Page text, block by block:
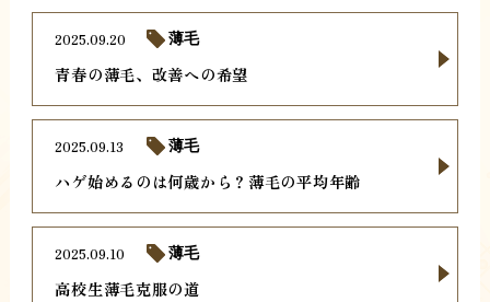
青春の薄毛、改善への希望
2025.09.20 薄毛
ハゲ始めるのは何歳から？薄毛の平均年齢
2025.09.13 薄毛
高校生薄毛克服の道
2025.09.10 薄毛